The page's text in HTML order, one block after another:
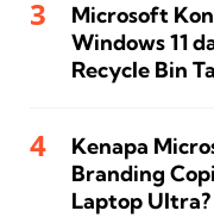
Microsoft
Windows 11
Recycle Bin
Kenapa
Branding
Laptop Ultra?